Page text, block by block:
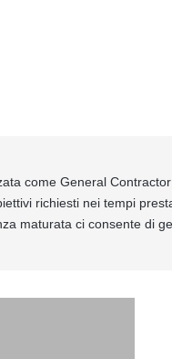
come General
richiesti nei tempi
maturata ci consente di